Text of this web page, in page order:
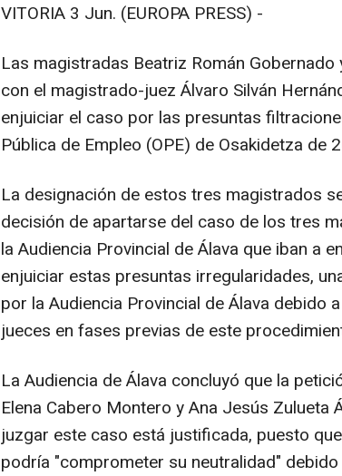
VITORIA 3 Jun. (EUROPA PRESS) -
Las magistradas Beatriz Román
con el magistrado-juez Álvaro Silván
enjuiciar el caso por las presuntas
Pública de Empleo (OPE) de Osakidetza de
La designación de estos tres magistrados
decisión de apartarse del caso de los tres
la Audiencia Provincial de Álava que iban a
enjuiciar estas presuntas irregularidades,
por la Audiencia Provincial de Álava debido
jueces en fases previas de este
La Audiencia de Álava concluyó que la
Elena Cabero Montero y Ana Jesús Zulueta
juzgar este caso está justificada, puesto
podría "comprometer su neutralidad"